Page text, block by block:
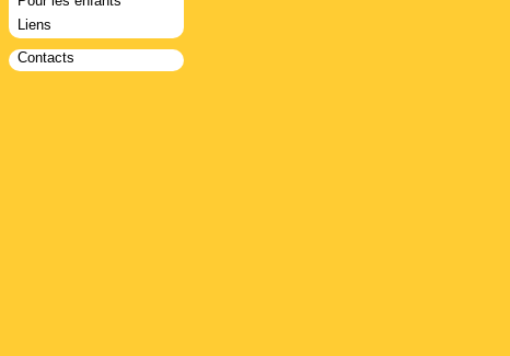
Liens
Contacts